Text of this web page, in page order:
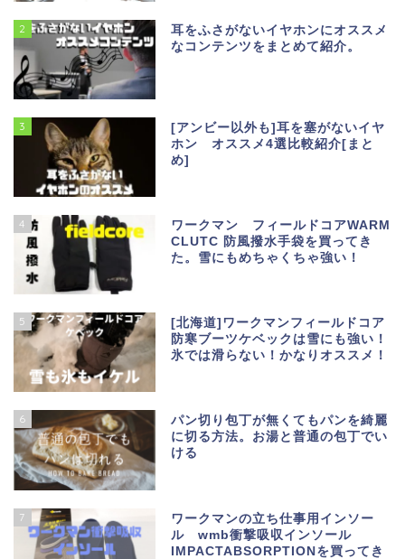
2
耳をふさがないイヤホンにオススメ
なコンテンツをまとめて紹介。
3
[アンビー以外も]耳を塞がないイヤ
ホン オススメ4選比較紹介[まと
め]
4
ワークマン フィールドコアWARM
CLUTC 防風撥水手袋を買ってき
た。雪にもめちゃくちゃ強い！
5
[北海道]ワークマンフィールドコア
防寒ブーツケベックは雪にも強い！
氷では滑らない！かなりオススメ！
6
パン切り包丁が無くてもパンを綺麗
に切る方法。お湯と普通の包丁でい
ける
7
ワークマンの立ち仕事用インソー
ル wmb衝撃吸収インソール
IMPACTABSORPTIONを買ってき